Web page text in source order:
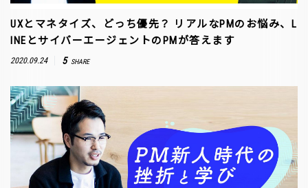
UXとマネタイズ、どっち優先？ リアルなPMのお悩み、L
INEとサイバーエージェントのPMが答えます
2020.09.24 5 SHARE